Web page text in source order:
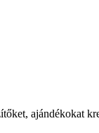
ajándékokat